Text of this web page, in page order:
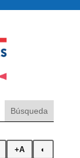
+A ◐